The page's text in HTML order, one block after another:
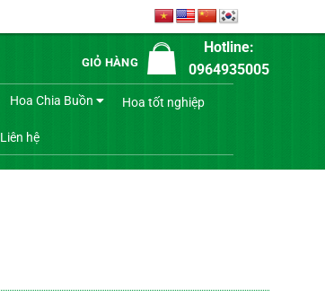
GIỎ HÀNG
Hotline:
0964935005
Hoa Chia Buồn Hoa tốt nghiệp
Liên hệ